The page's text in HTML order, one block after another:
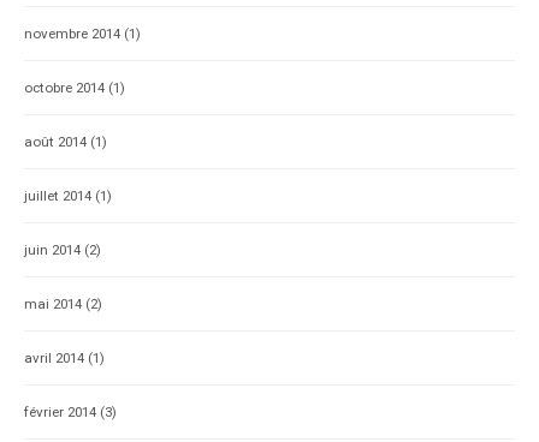
novembre 2014 (1)
octobre 2014 (1)
août 2014 (1)
juillet 2014 (1)
juin 2014 (2)
mai 2014 (2)
avril 2014 (1)
février 2014 (3)